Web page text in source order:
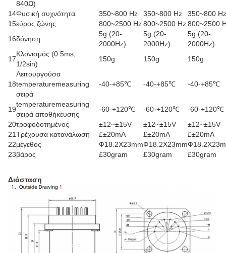
840Ω)
14Φυσική συχνότητα 350~800 Hz 350~800 Hz
350~800 Hz
15εύρος ζώνης 800~2500 Hz800~2500 Hz800~2500
16δόνηση
5g (20-
2000Hz)
5g (20-
2000Hz)
5g (20-
2000Hz)
17
Κλονισμός (0.5ms,
1/2sin)
150g 150g 150g
18
Λειτουργούσα
temperaturemeasuring
σειρά
-40-+85℃ -40-+85℃ -40-+85℃
19
temperaturemeasuring
σειρά αποθήκευσης
-60-+120℃ -60-+120℃
-60-+120℃
20τροφοδοτημένος ±12~±15V ±12~±15V
±12~±15V
21Τρέχουσα κατανάλωση £±20mA £±20mA
£±20mA
22μέγεθος Ф18.2X23mmФ18.2X23mm
23βάρος £30gram £30gram £30gram
Διάσταση